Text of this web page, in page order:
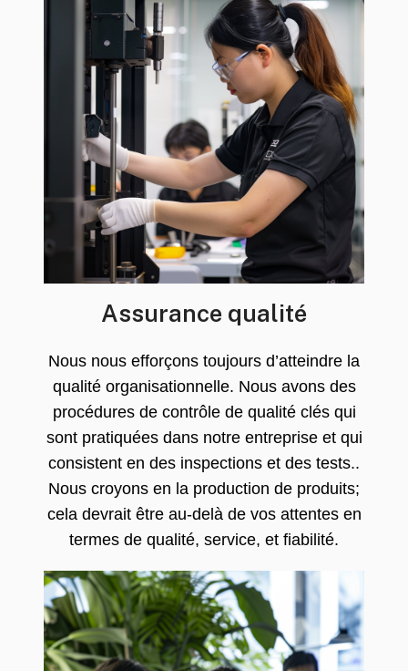
Assurance qualité
Nous nous efforçons toujours d’atteindre la
qualité organisationnelle. Nous avons des
procédures de contrôle de qualité clés qui
sont pratiquées dans notre entreprise et qui
consistent en des inspections et des tests..
Nous croyons en la production de produits;
cela devrait être au-delà de vos attentes en
termes de qualité, service, et fiabilité.